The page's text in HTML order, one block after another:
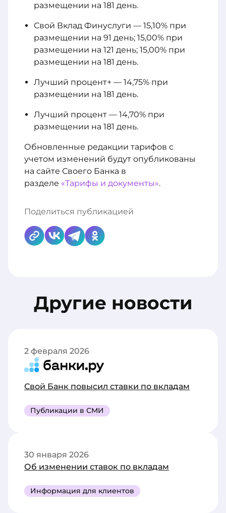
размещении на 181 день.
Свой Вклад Финуслуги — 15,10% при
размещении на 91 день; 15,00% при
размещении на 121 день; 15,00% при
размещении на 181 день.
Лучший процент+ — 14,75% при
размещении на 181 день.
Лучший процент — 14,70% при
размещении на 181 день.
Обновленные редакции тарифов с
учетом изменений будут опубликованы
на сайте Своего Банка в
разделе «Тарифы и документы».
Поделиться публикацией
Другие новости
Свой Банк повысил ставки по вкладам
2 февраля 2026
Публикации в СМИ
Об изменении ставок по вкладам
30 января 2026
Информация для клиентов